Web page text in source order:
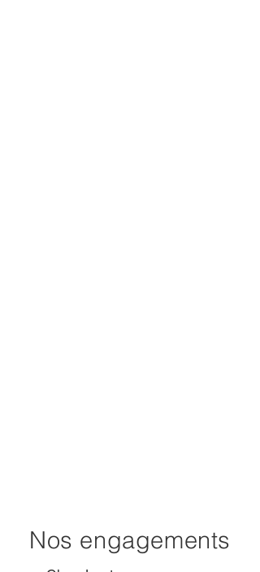
Nos engagements